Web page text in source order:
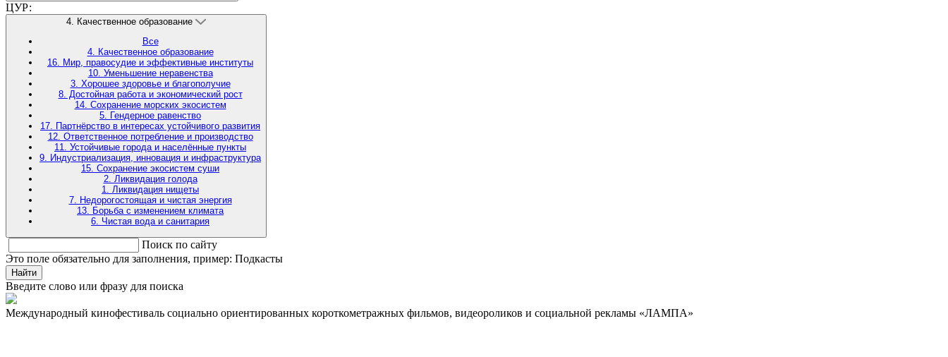
ЦУР:
4. Качественное образование
Все
4. Качественное образование
16. Мир, правосудие и эффективные институты
10. Уменьшение неравенства
3. Хорошее здоровье и благополучие
8. Достойная работа и экономический рост
14. Сохранение морских экосистем
5. Гендерное равенство
17. Партнёрство в интересах устойчивого развития
12. Ответственное потребление и производство
11. Устойчивые города и населённые пункты
9. Индустриализация, инновация и инфраструктура
15. Сохранение экосистем суши
2. Ликвидация голода
1. Ликвидация нищеты
7. Недорогостоящая и чистая энергия
13. Борьба с изменением климата
6. Чистая вода и санитария
Поиск по сайту
Это поле обязательно для заполнения, пример: Подкасты
Найти
Введите слово или фразу для поиска
Международный кинофестиваль социально ориентированных короткометражных фильмов, видеороликов и социальной рекламы «ЛАМПА»